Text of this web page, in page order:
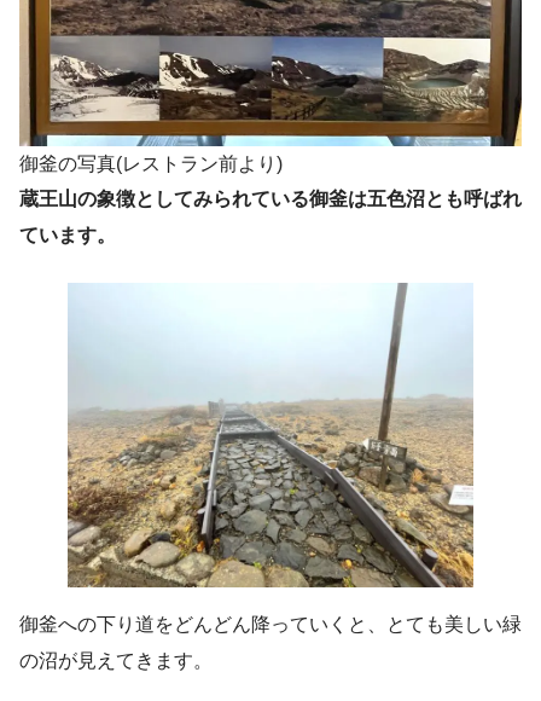
御釜の写真(レストラン前より)
蔵王山の象徴としてみられている御釜は五色沼とも呼ばれ
ています。
御釜への下り道をどんどん降っていくと、とても美しい緑
の沼が見えてきます。